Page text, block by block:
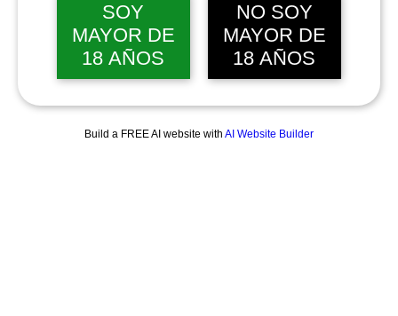
SOY
MAYOR DE
18 AÑOS
NO SOY
MAYOR DE
18 AÑOS
Build a FREE AI website with AI Website Builder